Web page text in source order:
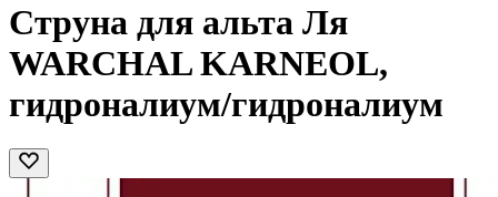
Струна для альта Ля
WARCHAL KARNEOL,
гидроналиум/гидроналиум